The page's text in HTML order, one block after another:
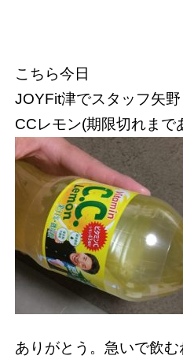
こちら今日
JOYFit津でスタッフ矢
CCレモン(期限切れまで
ありがとう。急いで飲む